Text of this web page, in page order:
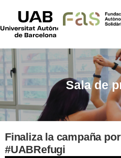
Sala de
Finaliza la campaña
#UABRefugi